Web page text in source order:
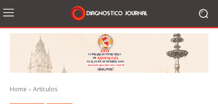
Home Artículos